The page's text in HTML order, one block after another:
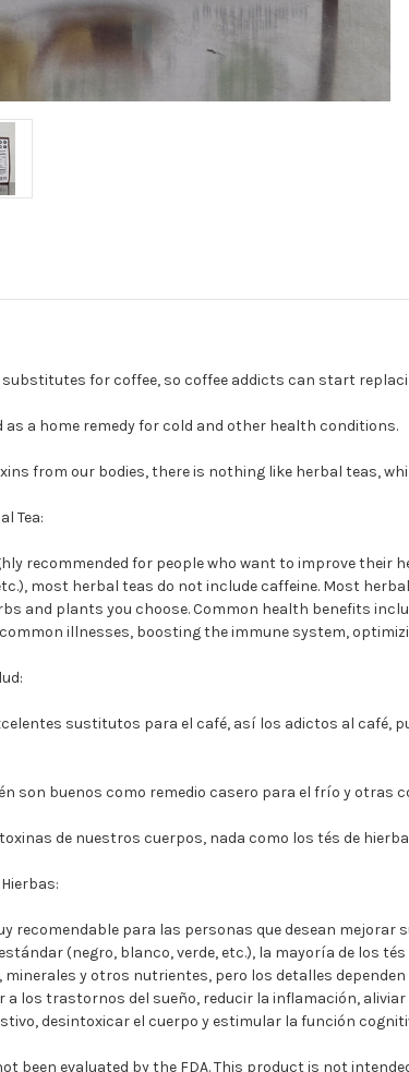
substitutes for coffee, so coffee addicts can start
as a home remedy for cold and other health conditions.
from our bodies, there is nothing like herbal teas,
Tea:
recommended for people who want to improve their
most herbal teas do not include caffeine. Most
and plants you choose. Common health benefits
illnesses, boosting the immune system,
sustitutos para el café, así los adictos al café,
son buenos como remedio casero para el frío y otras
de nuestros cuerpos, nada como los tés de
recomendable para las personas que desean
(negro, blanco, verde, etc.), la mayoría de los
y otros nutrientes, pero los detalles
a los trastornos del sueño, reducir la inflamación,
desintoxicar el cuerpo y estimular la función
been evaluated by the FDA. This product is not